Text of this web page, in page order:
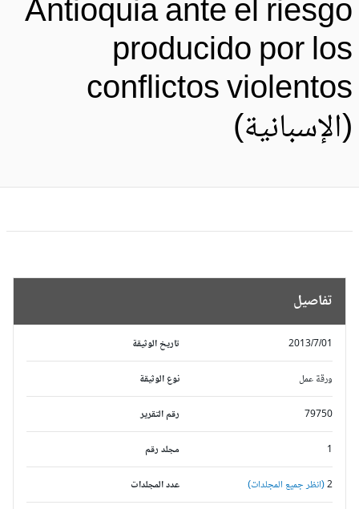
Antioquia ante el
producido por
conflictos
تفاصيل
تاريخ الوثيقة 2013/7/01
نوع الوثيقة ورقة عمل
رقم التقرير 79750
مجلد رقم
عدد المجلدات (انظر جميع المجلدات)